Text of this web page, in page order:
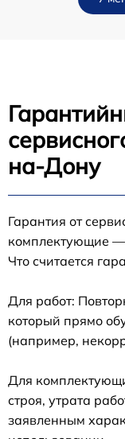
на-Дону
Гарантия от
комплектующие —
Что считается
Для работ:
который прямо
(например,
Для
строя, утрата
заявленным